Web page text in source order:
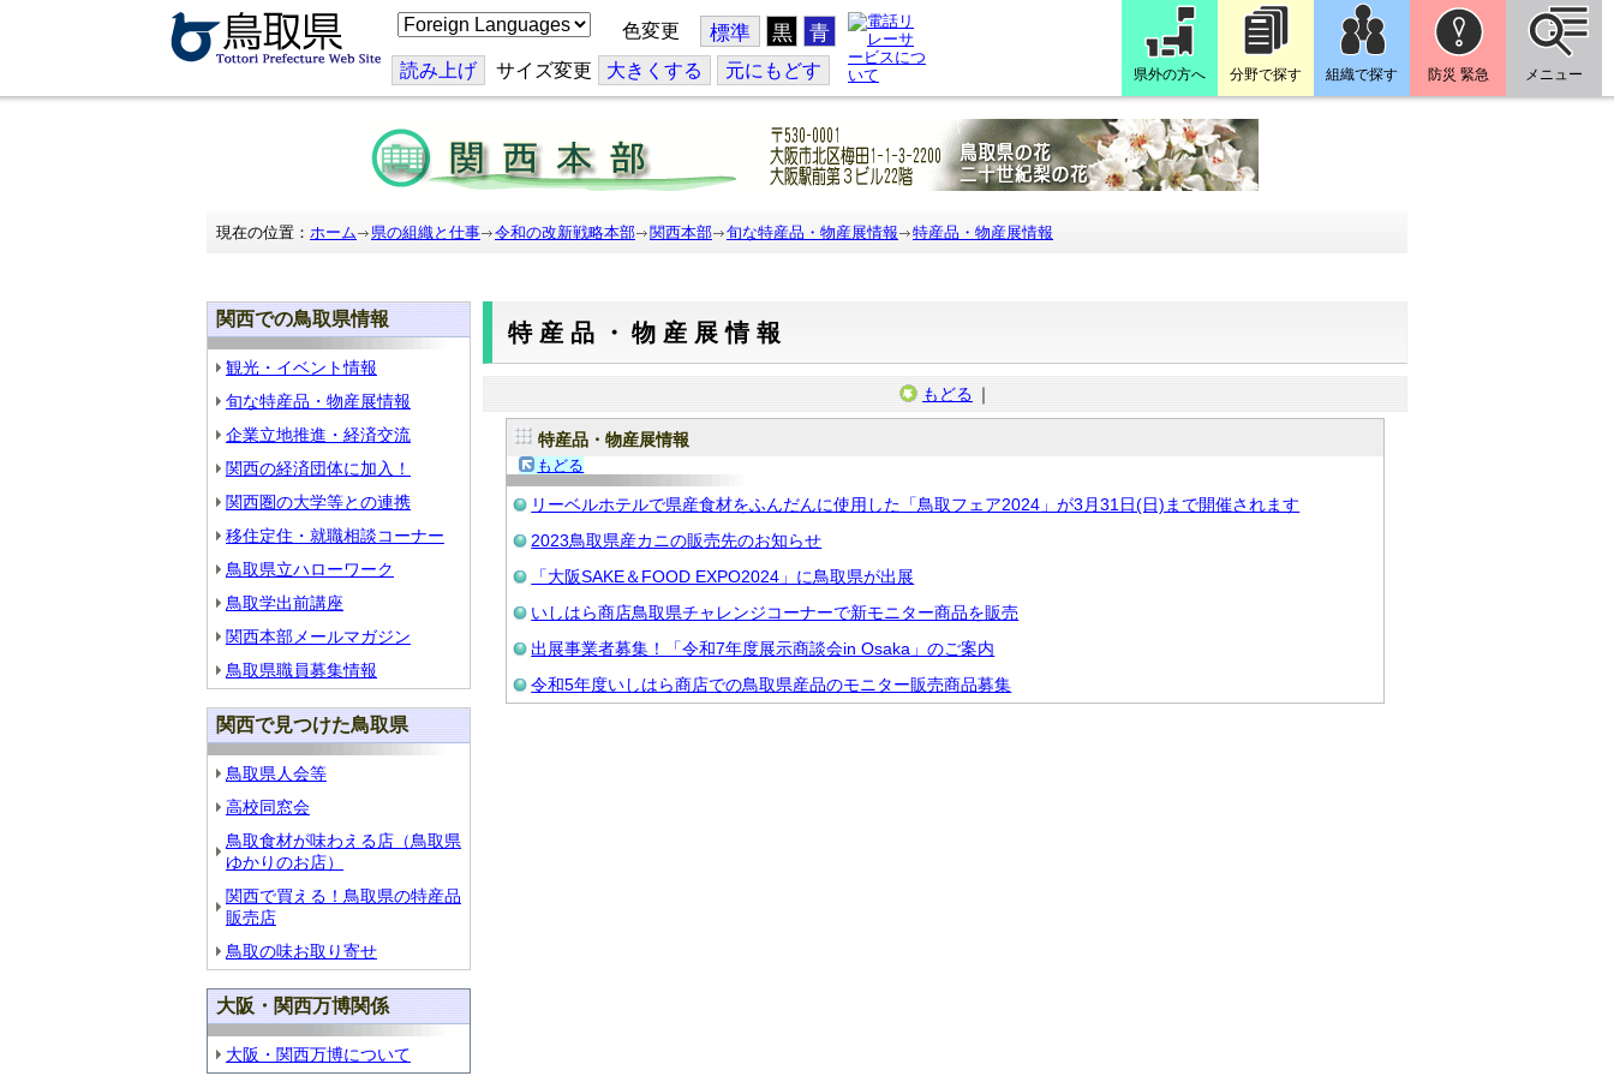
こ
の
ジ
を
訳
す
る
色変更 標準 黒 青
読み上げ サイズ変更 大きくする 元にもどす 県外の方へ 分野で探す 組織で探す 防災 緊急 メニュー
現在の位置： ホーム 県の組織と仕事 令和の改新戦略本部 関西本部 旬な特産品・物産展情報 特産品・物産展情報
関西での鳥取県情報
観光・イベント情報
旬な特産品・物産展情報
企業立地推進・経済交流
関西の経済団体に加入！
関西圏の大学等との連携
移住定住・就職相談コーナー
鳥取県立ハローワーク
鳥取学出前講座
関西本部メールマガジン
鳥取県職員募集情報
関西で見つけた鳥取県
鳥取県人会等
高校同窓会
鳥取食材が味わえる店（鳥取県
ゆかりのお店）
関西で買える！鳥取県の特産品
販売店
鳥取の味お取り寄せ
大阪・関西万博関係
大阪・関西万博について
特産品・物産展情報
もどる ｜
特産品・物産展情報
もどる
リーベルホテルで県産食材をふんだんに使用した「鳥取フェア2024」が3月31日(日)まで開催されます
2023鳥取県産カニの販売先のお知らせ
「大阪SAKE＆FOOD EXPO2024」に鳥取県が出展
いしはら商店鳥取県チャレンジコーナーで新モニター商品を販売
出展事業者募集！「令和7年度展示商談会in Osaka」のご案内
令和5年度いしはら商店での鳥取県産品のモニター販売商品募集